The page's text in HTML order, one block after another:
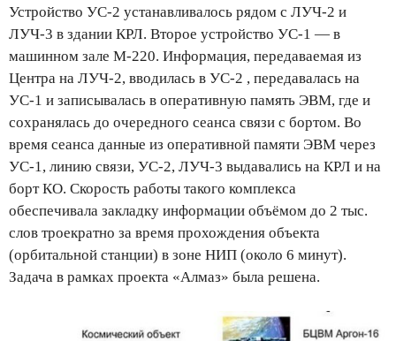
Устройство УС-2 устанавливалось рядом с ЛУЧ-2 и
ЛУЧ-3 в здании КРЛ. Второе устройство УС-1 — в
машинном зале М-220. Информация, передаваемая из
Центра на ЛУЧ-2, вводилась в УС-2 , передавалась на
УС-1 и записывалась в оперативную память ЭВМ, где и
сохранялась до очередного сеанса связи с бортом. Во
время сеанса данные из оперативной памяти ЭВМ через
УС-1, линию связи, УС-2, ЛУЧ-3 выдавались на КРЛ и на
борт КО. Скорость работы такого комплекса
обеспечивала закладку информации объёмом до 2 тыс.
слов троекратно за время прохождения объекта
(орбитальной станции) в зоне НИП (около 6 минут).
Задача в рамках проекта «Алмаз» была решена.